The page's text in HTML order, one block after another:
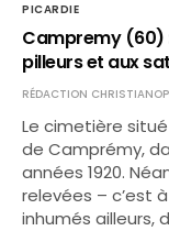
PICARDIE
Campremy (60)
pilleurs et aux
RÉDACTION
Le cimetière
de Camprémy,
années 1920.
relevées – c’est
inhumés ailleurs,